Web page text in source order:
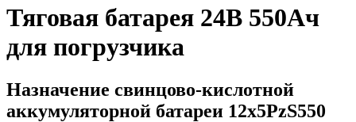
Тяговая батарея 24В 550Ач
для погрузчика
Назначение свинцово-кислотной
аккумуляторной батареи 12х5PzS550